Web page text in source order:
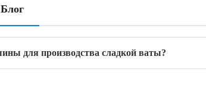
для производства сладкой ваты?